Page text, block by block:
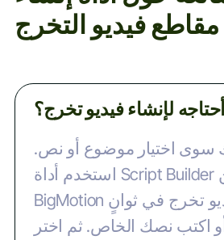
مقاطع فيديو التخرج
لإنشاء فيديو تخرج؟
سوى اختيار موضوع أو نص.
استخدم أداة Script Builder المجانية من
BigMotion لإنشاء نص فيديو تخرج في ثوانٍ
اكتب نصك الخاص. ثم اختر